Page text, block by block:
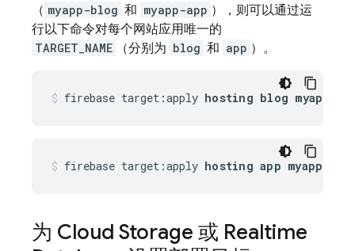
（ myapp-blog 和 myapp-app ），则可以通过运
行以下命令对每个网站应用唯一的
TARGET_NAME （分别为 blog 和 app ）。
firebase target:apply hosting blog myapp-
firebase target:apply hosting app myapp-app
为 Cloud Storage 或 Realtime